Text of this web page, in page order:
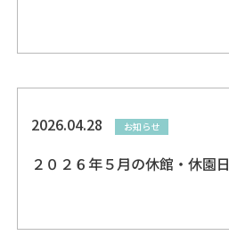
2026.04.28 お知らせ
２０２６年５月の休館・休園日